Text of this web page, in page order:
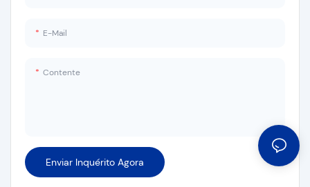
E-Mail
Contente
Enviar Inquérito Agora